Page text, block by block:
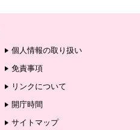
個人情報の取り扱い
免責事項
リンクについて
開庁時間
サイトマップ